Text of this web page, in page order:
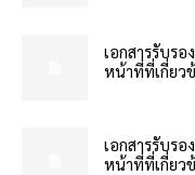
เอกสารรับรอ
หน้าที่ที่เกี่ยว
เอกสารรับรอ
หน้าที่ที่เกี่ยว